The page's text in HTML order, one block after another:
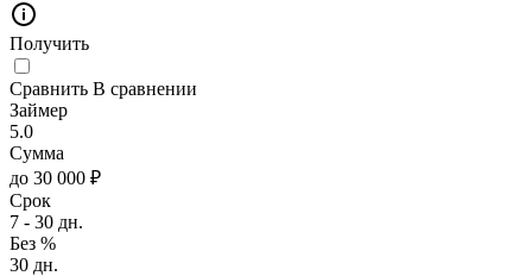
Получить
Сравнить В сравнении
Займер
5.0
Сумма
до 30 000 ₽
Срок
7 - 30 дн.
Без %
30 дн.